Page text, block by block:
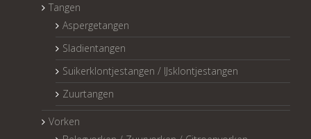
Tangen
Aspergetangen
Sladientangen
Suikerklontjestangen / IJsklontjestangen
Zuurtangen
Vorken